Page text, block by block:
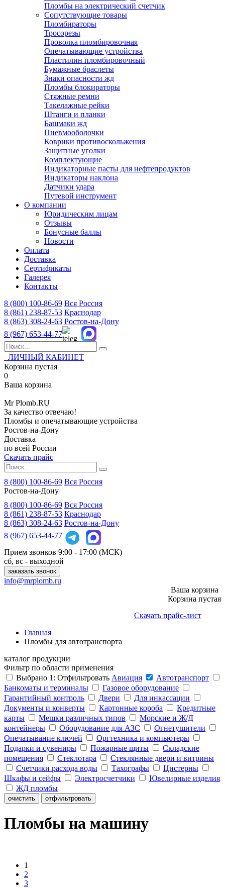
Пломбы на электрический счетчик
Сопутствующие товары
Пломбираторы
Тросорезы
Проволка пломбировочная
Опечатывающие устройства
Пластилин пломбировочный
Бумажные браслеты
Знаки опасности жд
Пломбы блокираторы
Стяжные ремни
Такелажные рейки
Штанги и планки
Башмаки жд
Пневмооболочки
Коврики противоскольжения
Защитные уголки
Комплектующие
Индикаторные пасты для нефтепродуктов
Индикаторы наклона
Датчики удара
Путевой инструмент
О компании
Юридическим лицам
Отзывы
Бонусные баллы
Новости
Оплата
Доставка
Сертификаты
Галерея
Контакты
8 (800) 100-86-69 Вся Россия
8 (861) 238-87-53 Краснодар
8 (863) 308-24-63 Ростов-на-Дону
8 (967) 653-44-77
ЛИЧНЫЙ КАБИНЕТ
Корзина пустая
0
Ваша корзина
MrPlomb.RU
За качество отвечаю!
Пломбы и опечатывающие устройства
Ростов-на-Дону
Доставка
по всей России
Скачать прайс
8 (800) 100-86-69 Вся Россия
Ростов-на-Дону
8 (800) 100-86-69 Вся Россия
8 (861) 238-87-53 Краснодар
8 (863) 308-24-63 Ростов-на-Дону
8 (967) 653-44-77
Прием звонков 9:00 - 17:00 (МСК)
сб, вс - выходной
заказать звонок
info@mrplomb.ru
Ваша корзина
Корзина пустая
Скачать прайс-лист
Главная
Пломбы для автотранспорта
каталог продукции
Фильтр по области применения
Выбрано 1 : Отфильтровать Авиация
Автотранспорт
Банкоматы и терминалы
Газовое оборудование
Гарантийный контроль
Двери
Для инкассации
Документы и конверты
Картонные короба
Кредитные
карты
Мешки различных типов
Морские и Ж/Д
контейнеры
Оборудование для АЗС
Огнетушители
Опечатывание ключей
Оргтехника и компьютеры
Подарки и сувениры
Пожарные щиты
Складские
помещения
Стеклотара
Стеклянные двери и витрины
Счетчики расхода воды
Тахографы
Цистерны
Шкафы и сейфы
Электросчетчики
Ювелирные изделия
ЖД пломбы
очистить отфильтровать
Пломбы на машину
1
2
3